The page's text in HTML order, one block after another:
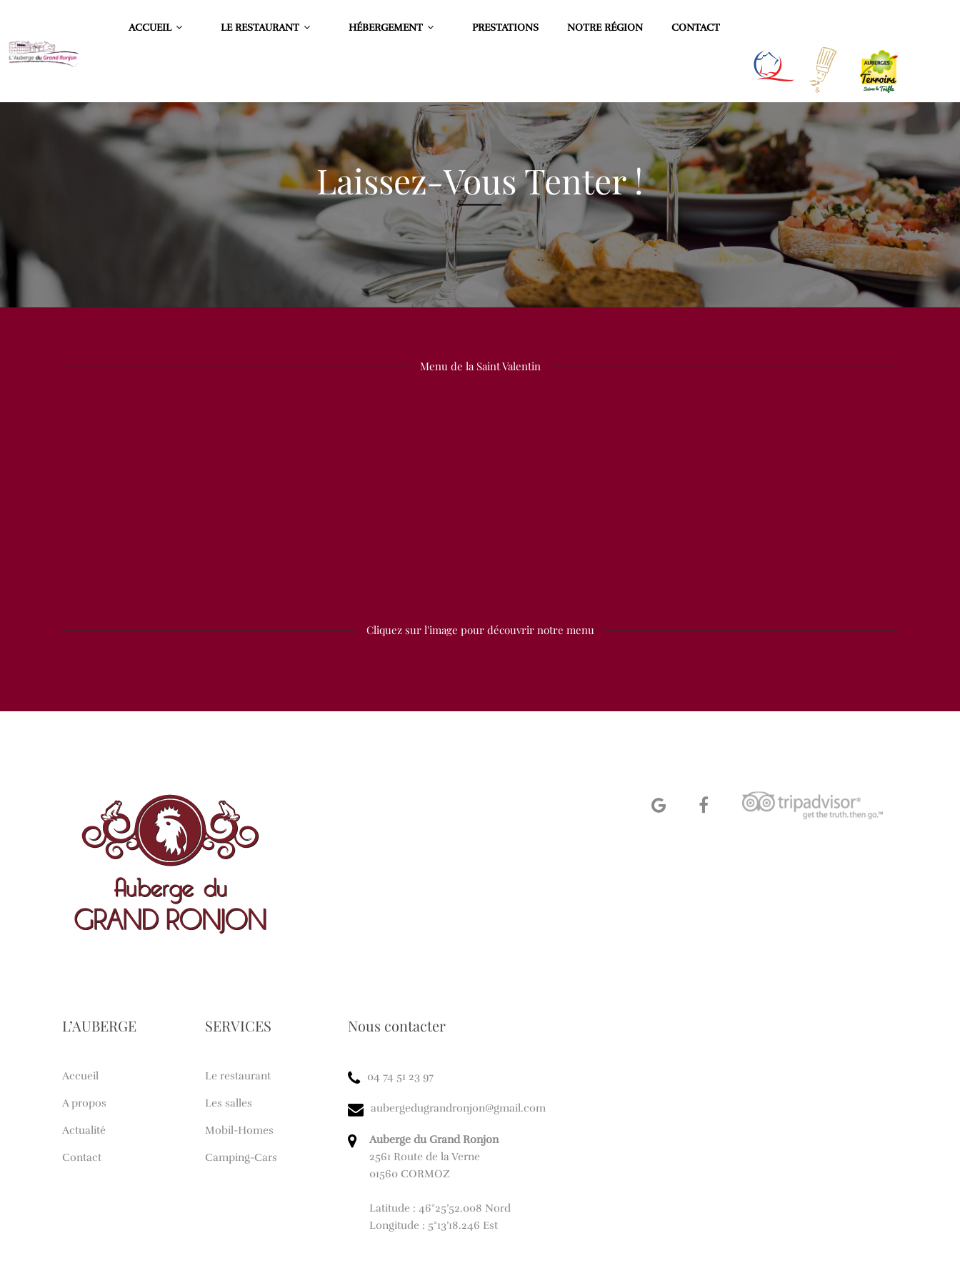
ACCUEIL LE RESTAURANT HÉBERGEMENT PRESTATIONS NOTRE RÉGION CONTACT
Laissez-Vous Tenter !
Menu de la Saint Valentin
Cliquez sur l'image pour découvrir notre menu
L’AUBERGE
Accueil
A propos
Actualité
Contact
SERVICES
Le restaurant
Les salles
Mobil-Homes
Camping-Cars
Nous contacter
04 74 51 23 97
aubergedugrandronjon@gmail.com
Auberge du Grand Ronjon
2561 Route de la Verne
01560 CORMOZ
Latitude : 46°25’52.008 Nord
Longitude : 5°13’18.246 Est